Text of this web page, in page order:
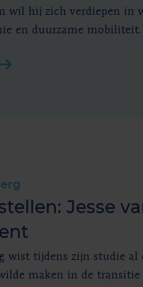
wil hij zich verdiepen in
en duurzame mobiliteit.
Jesse
wist tijdens zijn studie
maken in de transitie